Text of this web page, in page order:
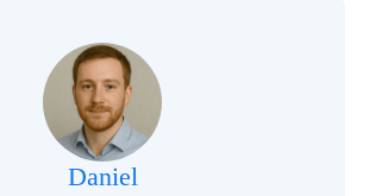
Daniel